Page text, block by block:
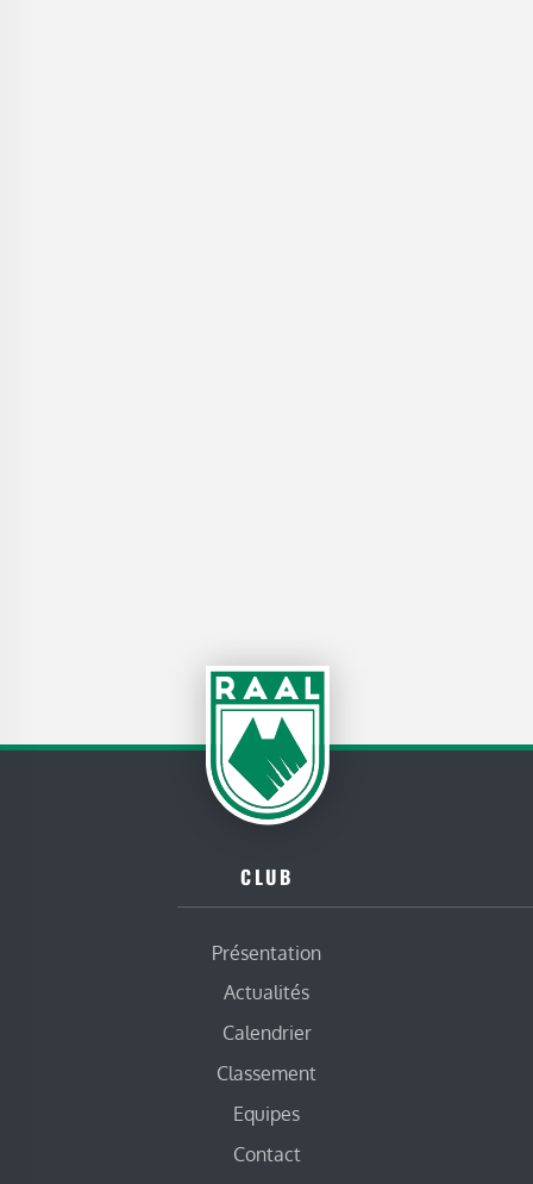
CLUB
Présentation
Actualités
Calendrier
Classement
Equipes
Contact